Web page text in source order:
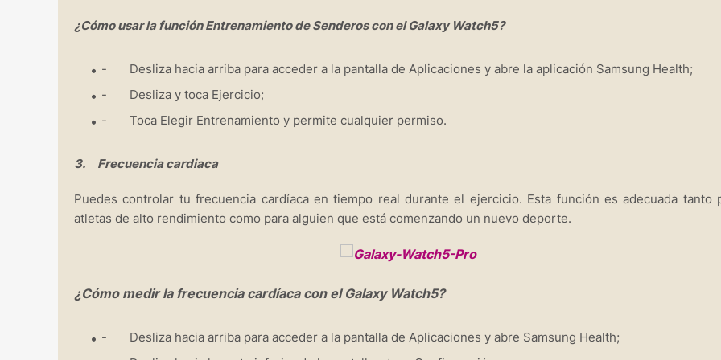
¿Cómo usar la función Entrenamiento de Senderos con el Galaxy Watch5?
- Desliza hacia arriba para acceder a la pantalla de Aplicaciones y abre la aplicación Samsung Health;
- Desliza y toca Ejercicio;
- Toca Elegir Entrenamiento y permite cualquier permiso.
3. Frecuencia cardiaca
Puedes controlar tu frecuencia cardíaca en tiempo real durante el ejercicio. Esta función es adecuada tanto
atletas de alto rendimiento como para alguien que está comenzando un nuevo deporte.
¿Cómo medir la frecuencia cardíaca con el Galaxy Watch5?
- Desliza hacia arriba para acceder a la pantalla de Aplicaciones y abre Samsung Health;